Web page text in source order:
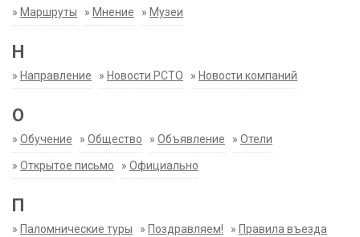
» Маршруты » Мнение » Музеи
Н
» Направление » Новости РСТО » Новости компаний
О
» Обучение » Общество » Объявление » Отели
» Открытое письмо » Официально
П
» Паломнические туры » Поздравляем! » Правила въезда